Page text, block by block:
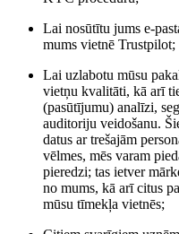
Lai nosūtītu jums e-
mums vietnē Trustpilot;
Lai uzlabotu mūsu
vietņu kvalitāti, kā arī
(pasūtījumu) analīzi,
auditoriju veidošanu.
datus ar trešajām
vēlmes, mēs varam
pieredzi; tas ietver
no mums, kā arī citus
mūsu tīmekļa vietnēs;